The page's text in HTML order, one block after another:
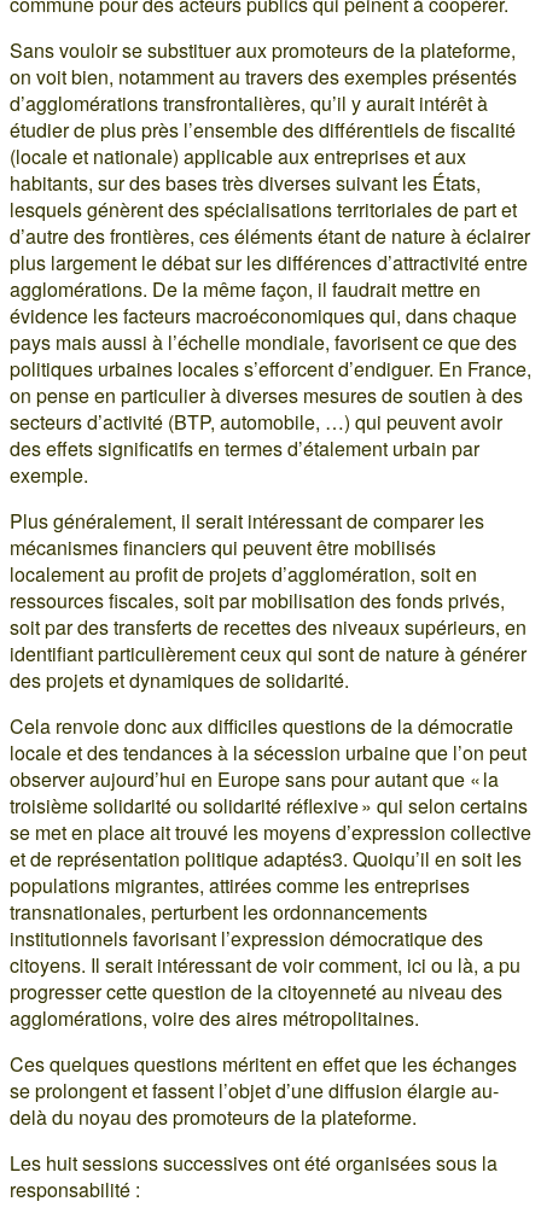
Sans vouloir se substituer aux promoteurs de la plateforme,
on voit bien, notamment au travers des exemples présentés
d’agglomérations transfrontalières, qu’il y aurait intérêt à
étudier de plus près l’ensemble des différentiels de fiscalité
(locale et nationale) applicable aux entreprises et aux
habitants, sur des bases très diverses suivant les États,
lesquels génèrent des spécialisations territoriales de part et
d’autre des frontières, ces éléments étant de nature à éclairer
plus largement le débat sur les différences d’attractivité entre
agglomérations. De la même façon, il faudrait mettre en
évidence les facteurs macroéconomiques qui, dans chaque
pays mais aussi à l’échelle mondiale, favorisent ce que des
politiques urbaines locales s’efforcent d’endiguer. En France,
on pense en particulier à diverses mesures de soutien à des
secteurs d’activité (BTP, automobile, …) qui peuvent avoir
des effets significatifs en termes d’étalement urbain par
exemple.
Plus généralement, il serait intéressant de comparer les
mécanismes financiers qui peuvent être mobilisés
localement au profit de projets d’agglomération, soit en
ressources fiscales, soit par mobilisation des fonds privés,
soit par des transferts de recettes des niveaux supérieurs, en
identifiant particulièrement ceux qui sont de nature à générer
des projets et dynamiques de solidarité.
Cela renvoie donc aux difficiles questions de la démocratie
locale et des tendances à la sécession urbaine que l’on peut
observer aujourd’hui en Europe sans pour autant que « la
troisième solidarité ou solidarité réflexive » qui selon certains
se met en place ait trouvé les moyens d’expression collective
et de représentation politique adaptés3. Quoiqu’il en soit les
populations migrantes, attirées comme les entreprises
transnationales, perturbent les ordonnancements
institutionnels favorisant l’expression démocratique des
citoyens. Il serait intéressant de voir comment, ici ou là, a pu
progresser cette question de la citoyenneté au niveau des
agglomérations, voire des aires métropolitaines.
Ces quelques questions méritent en effet que les échanges
se prolongent et fassent l’objet d’une diffusion élargie au-
delà du noyau des promoteurs de la plateforme.
Les huit sessions successives ont été organisées sous la
responsabilité :